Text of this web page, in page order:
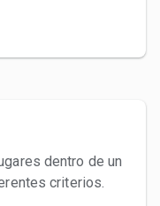
dentro de un
criterios.